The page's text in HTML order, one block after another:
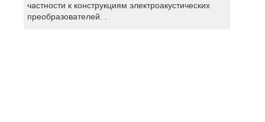
частности к конструкциям электроакустических
преобразователей. .